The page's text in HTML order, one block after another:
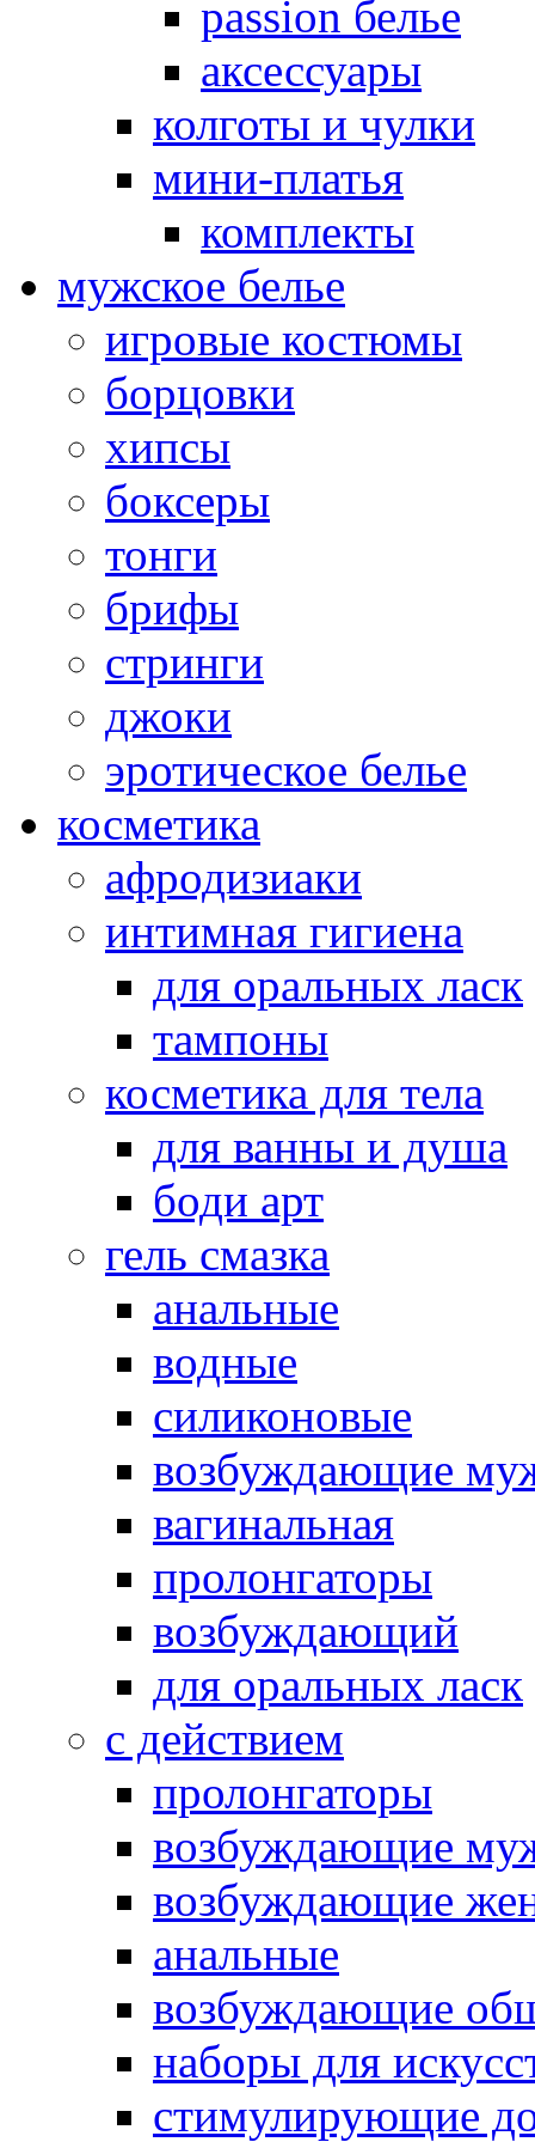
passion белье
аксессуары
колготы и чулки
мини-платья
комплекты
мужское белье
игровые костюмы
борцовки
хипсы
боксеры
тонги
брифы
стринги
джоки
эротическое белье
косметика
афродизиаки
интимная гигиена
для оральных ласк
тампоны
косметика для тела
для ванны и душа
боди арт
гель смазка
анальные
водные
силиконовые
возбуждающие
вагинальная
пролонгаторы
возбуждающий
для оральных ласк
с действием
пролонгаторы
возбуждающие
возбуждающие
анальные
возбуждающие
наборы для
стимулирующие